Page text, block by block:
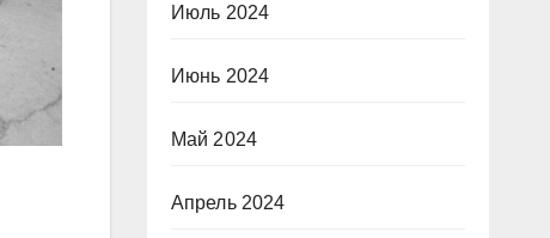
Июль 2024
Июнь 2024
Май 2024
Апрель 2024